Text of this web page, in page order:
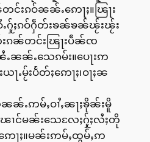
းၵဝ်ၼၼ်ႉဢေႃႈ။ၽြႃး
ႁႂ်ႈၵဝ်ႁဵတ်းၶၼ်ၶၼ်ၽႂ်းၽႂ်း
းၵၼ်တင်းၽြႃးပဵၼ်ၸ
ၼၼ်ႉသေၵမ်း။ပေႃးဢ
ႉမႂ်းပႅတ်ႈဢေႃႈ၊ဝႃႈၼ
ၼ်ႉဢမ်ႇဝၢႆႇၼႃႈၶိုၼ်းမိူ
ႉၽၢင်မၼ်းသေလႄႈႁႂ်ႈလႆႈတို
ေႃႈ။မၼ်းဢမ်ႇထွမ်ႇဢ